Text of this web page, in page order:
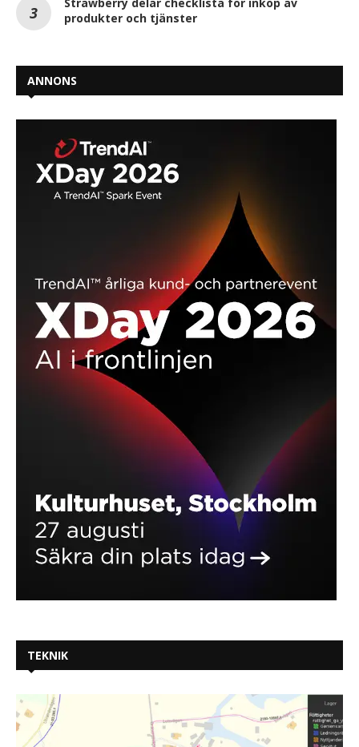
produkter och tjänster
ANNONS
TEKNIK